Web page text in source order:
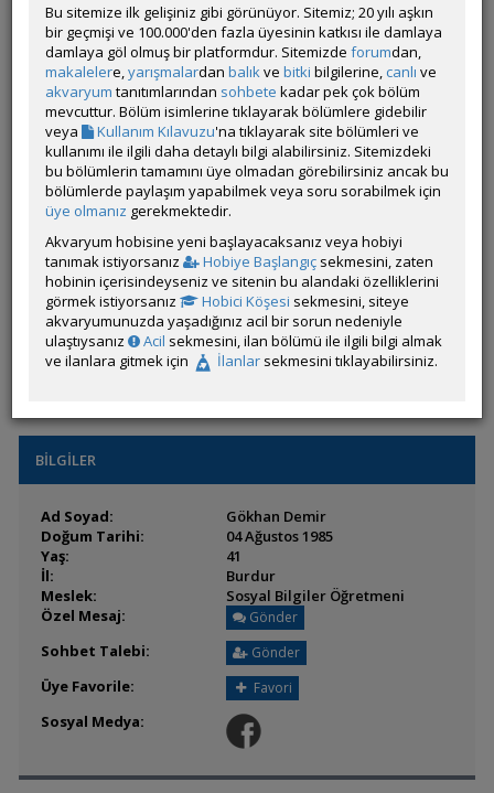
Kullanıcı Adı:
cory
Kullanıcı Grubu:
Forum Özel Üyesi
Geri Bildirimleri:
0 adet mevcut.
Aldığı Beğeni:
1027
Hesap Durumu:
Aktif
Durumu:
Çevrim Dışı
Üyelik Tarihi:
10 Ağustos 2006 12:52
Son Ziyaret:
08 Nisan 2026 10:56
Toplam Mesaj:
2047 [0.28 Gün Ortalaması]
Paylaşım Sayisı:
3 (Son 6 Ay)
İlan Sayisı:
Üyenin Mesaj ve İlanlarını Gör
Üyenin Açtığı Konuları Gör
Üyenin ÖM Engelini Kaldır
BİLGİLER
Ad Soyad:
Gökhan Demir
Doğum Tarihi:
04 Ağustos 1985
Yaş:
41
İl:
Burdur
Meslek:
Sosyal Bilgiler Öğretmeni
Özel Mesaj:
Gönder
Sohbet Talebi: Gönder
Üye Favorile: Favori
Sosyal Medya:
Bu sitemize ilk gelişiniz gibi görünüyor. Sitemiz; 20 yılı aşkın
bir geçmişi ve 100.000'den fazla üyesinin katkısı ile damlaya
damlaya göl olmuş bir platformdur. Sitemizde forumdan,
makalelere,yarışmalardan balıkve bitki bilgilerine, canlı ve
akvaryum tanıtımlarından sohbete kadar pek çok bölüm
mevcuttur. Bölüm isimlerine tıklayarak bölümlere gidebilir
veya
Kullanım Kılavuzu'na tıklayarak site bölümleri ve
kullanımı ile ilgili daha detaylı bilgi alabilirsiniz. Sitemizdeki
bu bölümlerin tamamını üye olmadan görebilirsiniz ancak bu
bölümlerde paylaşım yapabilmek veya soru sorabilmek için
üye olmanız gerekmektedir.
Akvaryum hobisine yeni başlayacaksanız veya hobiyi
tanımak istiyorsanız
Hobiye Başlangıç sekmesini, zaten
hobinin içerisindeyseniz ve sitenin bu alandaki özelliklerini
görmek istiyorsanız
Hobici Köşesi sekmesini, siteye
akvaryumunuzda yaşadığınız acil bir sorun nedeniyle
ulaştıysanız
Acil sekmesini, ilan bölümü ile ilgili bilgi almak
ve ilanlara gitmek için
İlanlar sekmesini tıklayabilirsiniz.